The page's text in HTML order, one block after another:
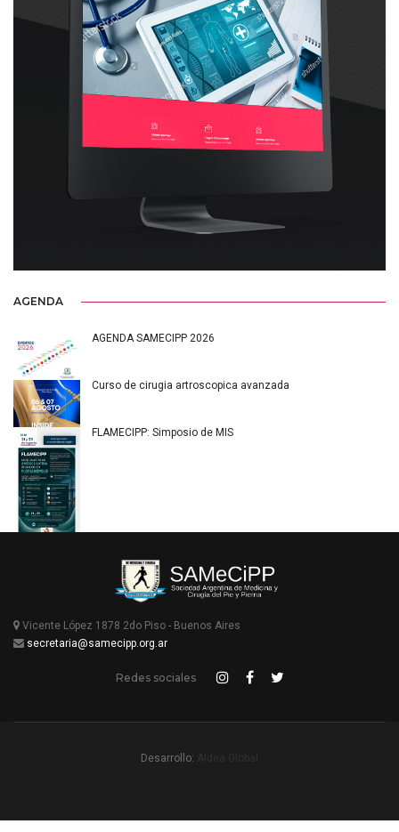
AGENDA
AGENDA SAMECIPP 2026
Curso de cirugia artroscopica avanzada
FLAMECIPP: Simposio de MIS
Vicente López 1878 2do Piso - Buenos Aires
secretaria@samecipp.org.ar
Redes sociales
Desarrollo: